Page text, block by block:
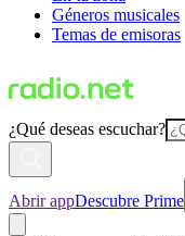
Géneros musicales
Temas de emisoras
¿Qué deseas escuchar?
Abrir appDescubre Prime